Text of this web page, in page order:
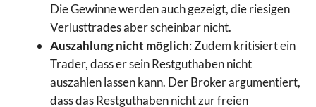
Die Gewinne werden auch gezeigt, die riesigen
Verlusttrades aber scheinbar nicht.
Auszahlung nicht möglich: Zudem kritisiert ein
Trader, dass er sein Restguthaben nicht
auszahlen lassen kann. Der Broker argumentiert,
dass das Restguthaben nicht zur freien